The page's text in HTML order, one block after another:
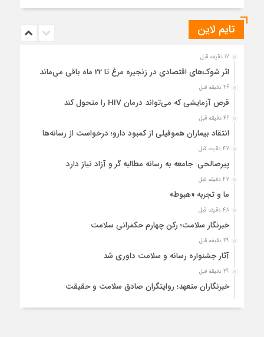
تایم لاین
17 دقیقه قبل
اثر شوک‌های اقتصادی در زنجیره مرغ تا 22 ماه باقی می‌ماند
46 دقیقه قبل
قرص آزمایشی که می‌تواند درمان HIV را متحول کند
46 دقیقه قبل
انتقاد بیماران هموفیلی از کمبود دارو؛ درخواست از رسانه‌ها
47 دقیقه قبل
پیرصالحی: جامعه به رسانه مطالبه گر و آزاد نیاز دارد
47 دقیقه قبل
ما و تجربه «هبوط»
48 دقیقه قبل
خبرنگار سلامت؛ رکن چهارم حکمرانی سلامت
49 دقیقه قبل
آثار جشنواره رسانه و سلامت داوری شد
49 دقیقه قبل
خبرنگاران متعهد؛ روایتگران صادق سلامت و حقیقت